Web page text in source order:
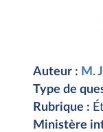
Auteur : M.
Type de
Rubrique :
Ministère